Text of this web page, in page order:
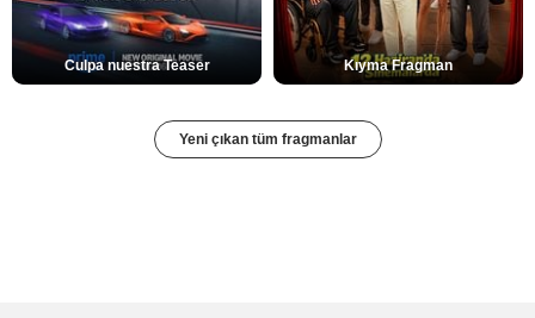
Culpa nuestra Teaser Kıyma Fragman
Yeni çıkan tüm fragmanlar